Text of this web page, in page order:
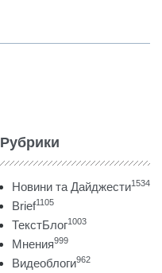
Рубрики
Новини та Дайджести1534
Brief1105
ТекстБлог1003
Мнения999
Видеоблоги962